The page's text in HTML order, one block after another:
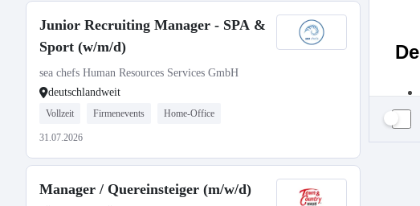
Junior Recruiting Manager - SPA &
Sport (w/m/d)
sea chefs Human Resources Services GmbH
deutschlandweit
Vollzeit Firmenevents Home-Office
31.07.2026
Manager / Quereinsteiger (m/w/d)